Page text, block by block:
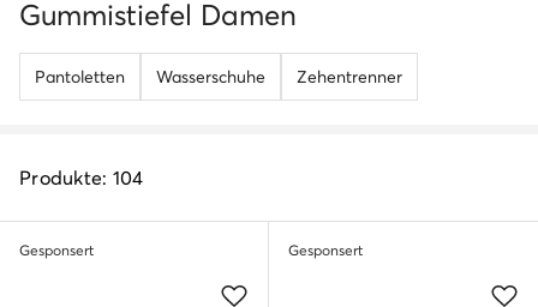
Gummistiefel Damen
Pantoletten Wasserschuhe Zehentrenner
Produkte: 104
Gesponsert Gesponsert